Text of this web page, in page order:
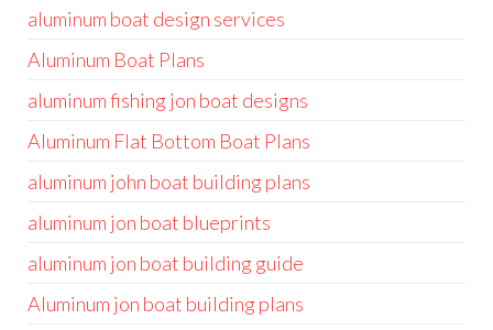
aluminum boat design services
Aluminum Boat Plans
aluminum fishing jon boat designs
Aluminum Flat Bottom Boat Plans
aluminum john boat building plans
aluminum jon boat blueprints
aluminum jon boat building guide
Aluminum jon boat building plans